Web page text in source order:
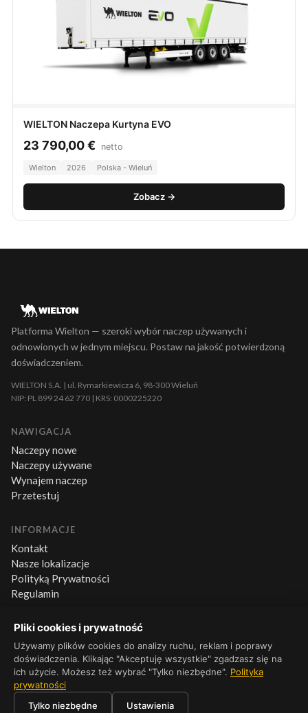
WIELTON Naczepa Kurtyna EVO
23 790,00€ netto
Wielton 2026 Polska - Wieluń
Zobacz →
Pliki cookies i prywatność
Używamy plików cookies do analizy ruchu, reklam i poprawy
doświadczenia. Klikając "Akceptuję wszystkie" zgadzasz się na
ich użycie. Możesz też wybrać "Tylko niezbędne". Polityka
prywatności
Tylko niezbędne
Ustawienia
Platforma Wielton — szeroki wybór naczep używanych i
odnowionych w jednym miejscu. Postaw na jakość potwierdzoną
doświadczeniem.
WIELTON S.A. | ul. Rymarkiewicza 6, 98-300 Wieluń
NIP: PL 899 24 62 770 | KRS: 0000225220
NAWIGACJA
Naczepy nowe
Naczepy używane
Wynajem naczep
Przetestuj
INFORMACJE
Kontakt
Nasze lokalizacje
Polityką Prywatności
Regulamin
KONTAKT
+48 660 500 600
Pn–Pt 8:00–16:00